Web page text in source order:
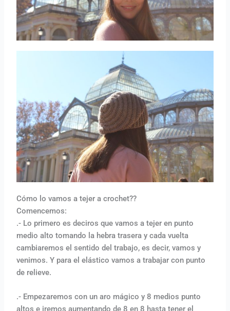
Cómo lo vamos a tejer a crochet??
Comencemos:
.- Lo primero es deciros que vamos a tejer en punto
medio alto tomando la hebra trasera y cada vuelta
cambiaremos el sentido del trabajo, es decir, vamos y
venimos. Y para el elástico vamos a trabajar con punto
de relieve.
.- Empezaremos con un aro mágico y 8 medios punto
altos e iremos aumentando de 8 en 8 hasta tener el